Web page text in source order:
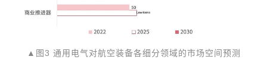
▲图3 通用电气对航空装备各细分领域的市场空间预测